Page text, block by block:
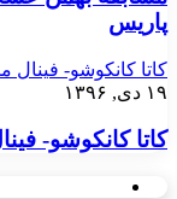
پاریس
کاتا کانکوشو- فینال
۱۹ دی, ۱۳۹۶
کاتا کانکوشو-